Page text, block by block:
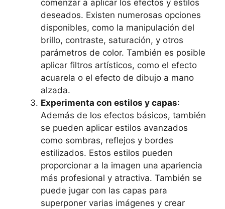
comenzar a aplicar los efectos y estilos
deseados. Existen numerosas opciones
disponibles, como la manipulación del
brillo, contraste, saturación, y otros
parámetros de color. También es posible
aplicar filtros artísticos, como el efecto
acuarela o el efecto de dibujo a mano
alzada.
Experimenta con estilos y capas:
Además de los efectos básicos, también
se pueden aplicar estilos avanzados
como sombras, reflejos y bordes
estilizados. Estos estilos pueden
proporcionar a la imagen una apariencia
más profesional y atractiva. También se
puede jugar con las capas para
superponer varias imágenes y crear